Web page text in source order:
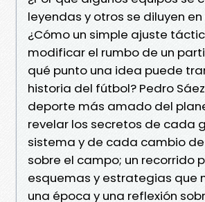
leyendas y otros se diluyen
¿Cómo un simple ajuste
modificar el rumbo de un
qué punto una idea puede
historia del fútbol? Pedro
deporte más amado del
revelar los secretos de cada
sistema y de cada cambio
sobre el campo; un recorrido
esquemas y estrategias que
una época y una reflexión